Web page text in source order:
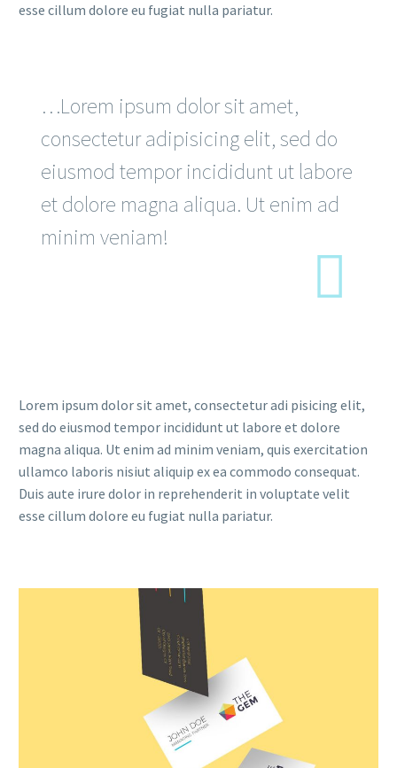
esse cillum dolore eu fugiat nulla pariatur.
…Lorem ipsum dolor sit amet,
consectetur adipisicing elit, sed do
eiusmod tempor incididunt ut labore
et dolore magna aliqua. Ut enim ad
minim veniam!
Lorem ipsum dolor sit amet, consectetur adi pisicing elit,
sed do eiusmod tempor incididunt ut labore et dolore
magna aliqua. Ut enim ad minim veniam, quis exercitation
ullamco laboris nisiut aliquip ex ea commodo consequat.
Duis aute irure dolor in reprehenderit in voluptate velit
esse cillum dolore eu fugiat nulla pariatur.